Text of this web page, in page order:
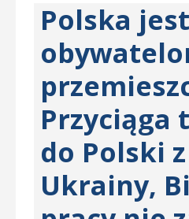
Polska
Przyciąga
do Polski
Ukrainy,